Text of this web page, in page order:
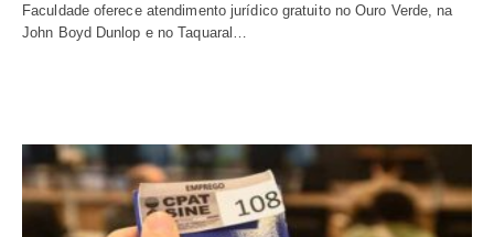
Faculdade oferece atendimento jurídico gratuito no Ouro Verde, na
John Boyd Dunlop e no Taquaral…